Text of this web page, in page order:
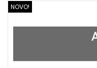
NOVO!